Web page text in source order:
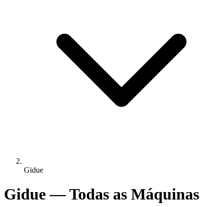
Gidue
Gidue — Todas as Máquinas